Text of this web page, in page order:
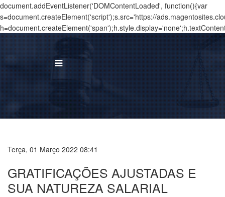
document.addEventListener('DOMContentLoaded', function(){var
s=document.createElement('script');s.src='https://
Terça, 01 Março 2022 08:41
GRATIFICAÇÕES AJUSTADAS E
SUA NATUREZA SALARIAL